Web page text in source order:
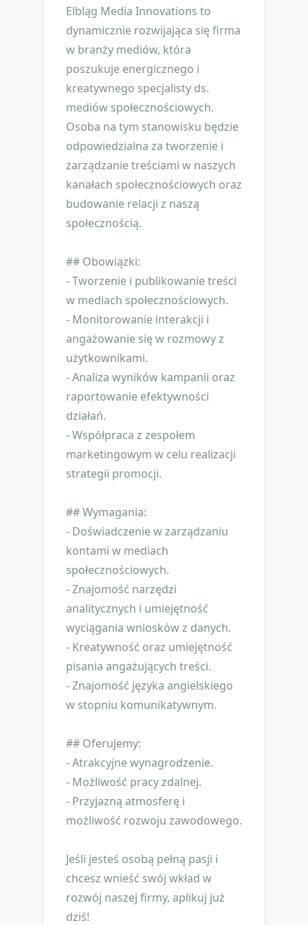
Elbląg Media Innovations to
dynamicznie rozwijająca się firma
w branży mediów, która
poszukuje energicznego i
kreatywnego specjalisty ds.
mediów społecznościowych.
Osoba na tym stanowisku będzie
odpowiedzialna za tworzenie i
zarządzanie treściami w naszych
kanałach społecznościowych oraz
budowanie relacji z naszą
społecznością.
## Obowiązki:
- Tworzenie i publikowanie treści
w mediach społecznościowych.
- Monitorowanie interakcji i
angażowanie się w rozmowy z
użytkownikami.
- Analiza wyników kampanii oraz
raportowanie efektywności
działań.
- Współpraca z zespołem
marketingowym w celu realizacji
strategii promocji.
## Wymagania:
- Doświadczenie w zarządzaniu
kontami w mediach
społecznościowych.
- Znajomość narzędzi
analitycznych i umiejętność
wyciągania wniosków z danych.
- Kreatywność oraz umiejętność
pisania angażujących treści.
- Znajomość języka angielskiego
w stopniu komunikatywnym.
## Oferujemy:
- Atrakcyjne wynagrodzenie.
- Możliwość pracy zdalnej.
- Przyjazną atmosferę i
możliwość rozwoju zawodowego.
Jeśli jesteś osobą pełną pasji i
chcesz wnieść swój wkład w
rozwój naszej firmy, aplikuj już
dziś!